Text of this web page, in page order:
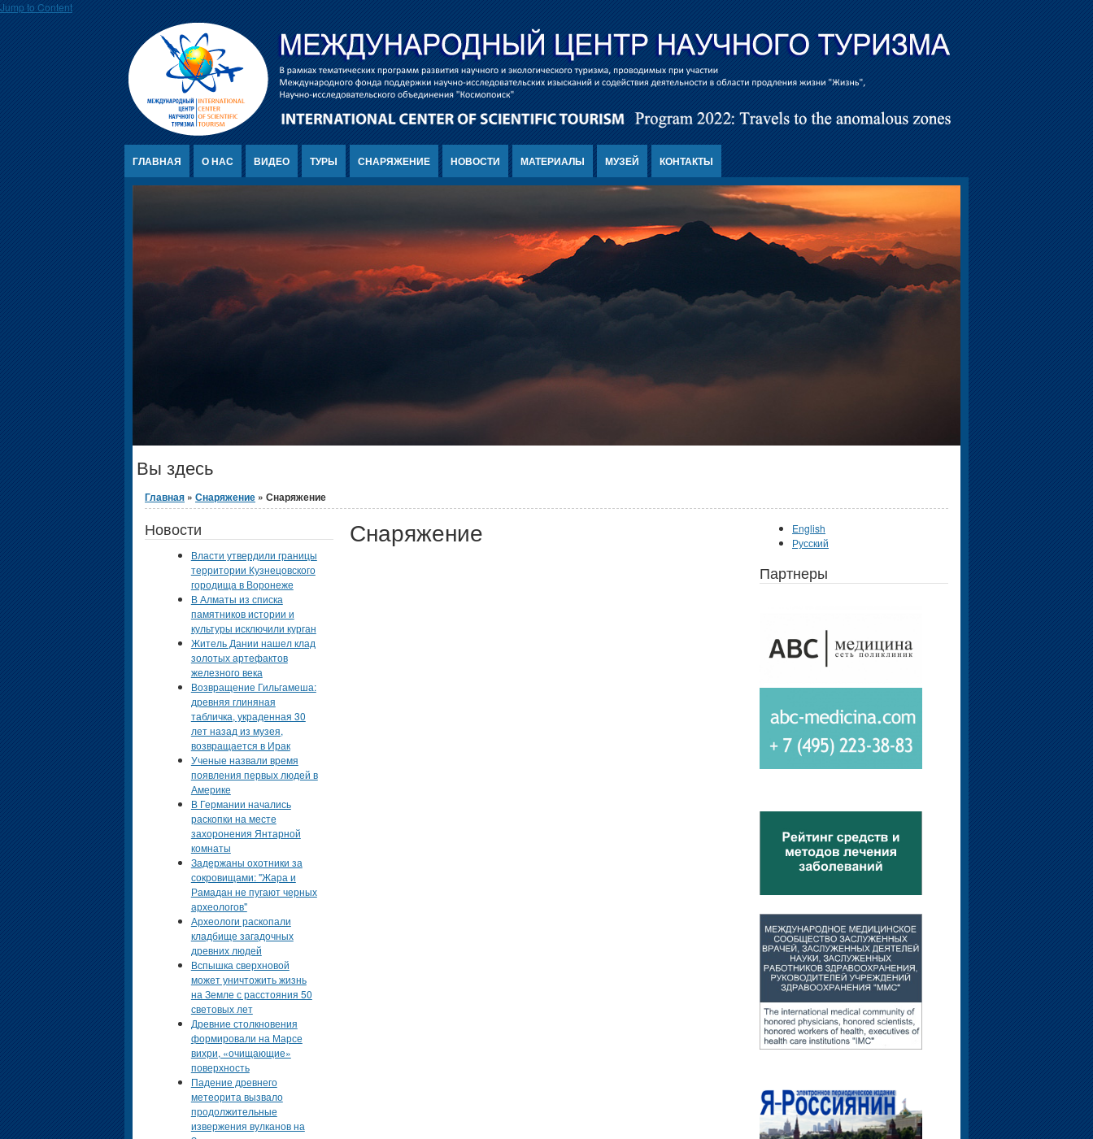
Jump to Content
ГЛАВНАЯ О НАС ВИДЕО ТУРЫ СНАРЯЖЕНИЕ НОВОСТИ МАТЕРИАЛЫ МУЗЕЙ КОНТАКТЫ
Вы здесь
Главная » Снаряжение » Снаряжение
Снаряжение
Новости
Власти утвердили границы
территории Кузнецовского
городища в Воронеже
В Алматы из списка
памятников истории и
культуры исключили курган
Житель Дании нашел клад
золотых артефактов
железного века
Возвращение Гильгамеша:
древняя глиняная
табличка, украденная 30
лет назад из музея,
возвращается в Ирак
Ученые назвали время
появления первых людей в
Америке
В Германии начались
раскопки на месте
захоронения Янтарной
комнаты
Задержаны охотники за
сокровищами: "Жара и
Рамадан не пугают черных
археологов"
Археологи раскопали
кладбище загадочных
древних людей
Вспышка сверхновой
может уничтожить жизнь
на Земле с расстояния 50
световых лет
Древние столкновения
формировали на Марсе
вихри, «очищающие»
поверхность
Падение древнего
метеорита вызвало
продолжительные
извержения вулканов на
English
Русский
Партнеры